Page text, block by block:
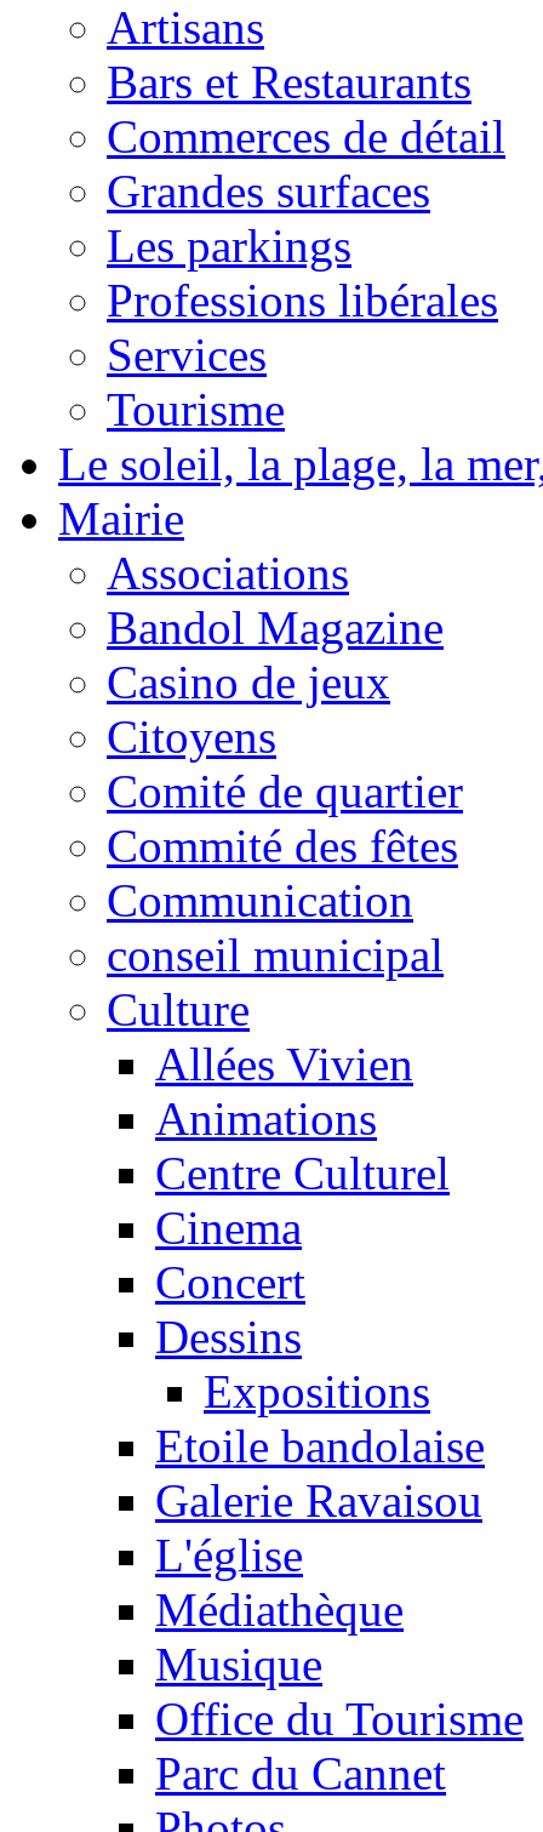
Artisans
Bars et Restaurants
Commerces de détail
Grandes surfaces
Les parkings
Professions libérales
Services
Tourisme
Le soleil, la plage, la
Mairie
Associations
Bandol Magazine
Casino de jeux
Citoyens
Comité de quartier
Commité des fêtes
Communication
conseil municipal
Culture
Allées Vivien
Animations
Centre Culturel
Cinema
Concert
Dessins
Expositions
Etoile bandolaise
Galerie Ravaisou
L'église
Médiathèque
Musique
Office du Tourisme
Parc du Cannet